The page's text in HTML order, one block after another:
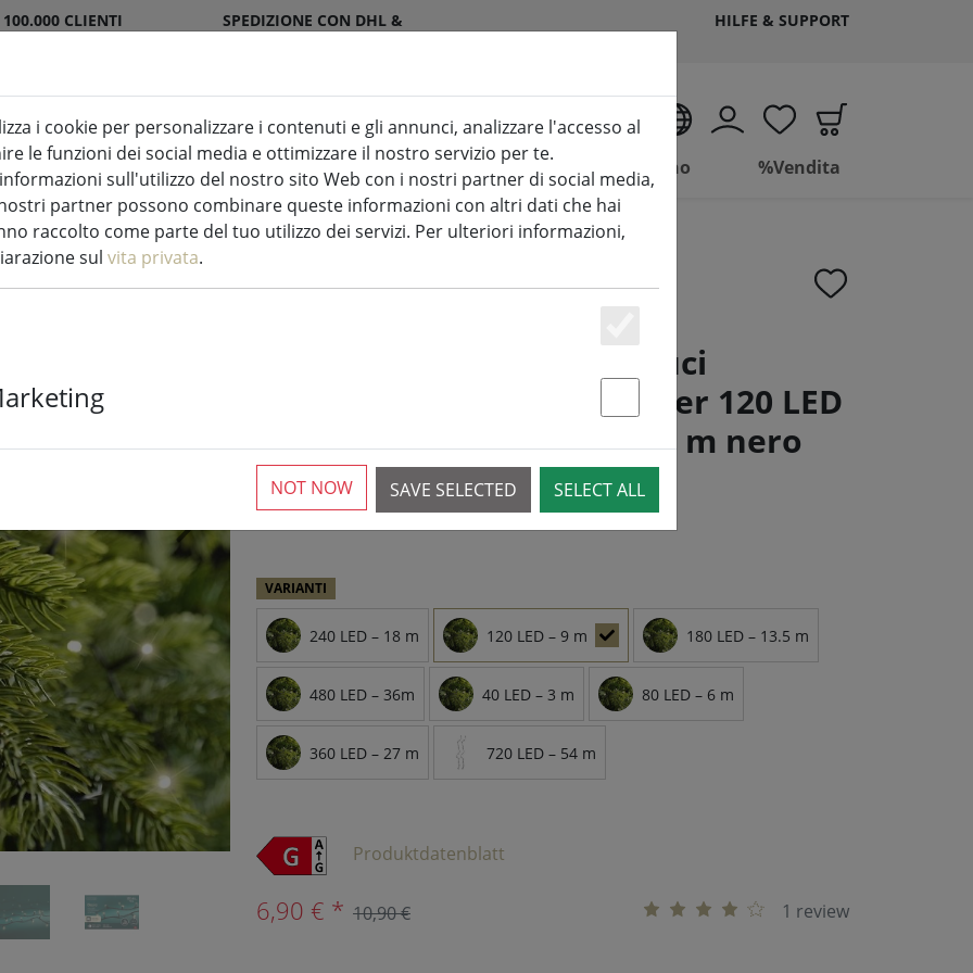
100.000 CLIENTI
SPEDIZIONE CON DHL &
HILFE & SUPPORT
IT
a LED per interni ed esterni
Cucina Vivere Bagno %Vendita
di fata
Kaemingk Lumineo LED luci
fiabesche Basic con dimmer 120 LED
bianco caldo per esterni 9 m nero
›
più di 10 disponibili
VARIANTI
240 LED – 18 m 120 LED – 9 m 180 LED – 13.5 m
480 LED – 36m 40 LED – 3 m 80 LED – 6 m
360 LED – 27 m 720 LED – 54 m
Produktdatenblatt
1 review
6,90 € * 10,90 €
i cookie per personalizzare i contenuti e gli annunci, analizzare l'accesso al
le funzioni dei social media e ottimizzare il nostro servizio per te.
sull'utilizzo del nostro sito Web con i nostri partner di social media,
partner possono combinare queste informazioni con altri dati che hai
raccolto come parte del tuo utilizzo dei servizi. Per ulteriori informazioni,
sul vita privata.
Essenziell
Statstik & Marketing
SAVE SELECTED SELECT ALL
NOT NOW